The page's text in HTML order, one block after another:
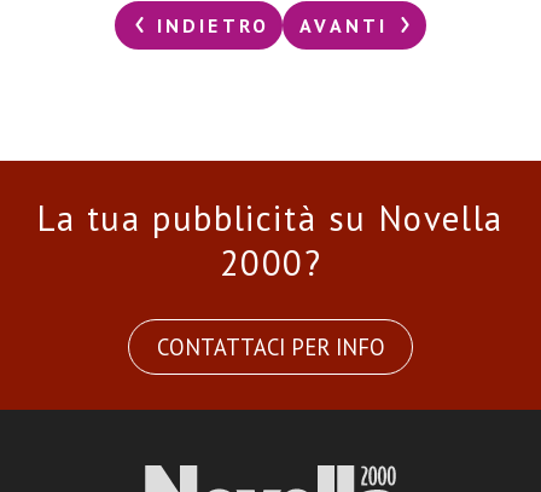
INDIETRO AVANTI
La tua pubblicità su Novella
2000?
CONTATTACI PER INFO